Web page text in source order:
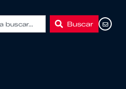
Buscar